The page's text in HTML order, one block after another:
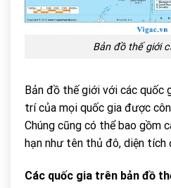
Bản đồ thế giới
Bản đồ thế giới với các quốc
trí của mọi quốc gia được
Chúng cũng có thể bao gồm
hạn như tên thủ đô, diện tích
Các quốc gia trên bản đồ